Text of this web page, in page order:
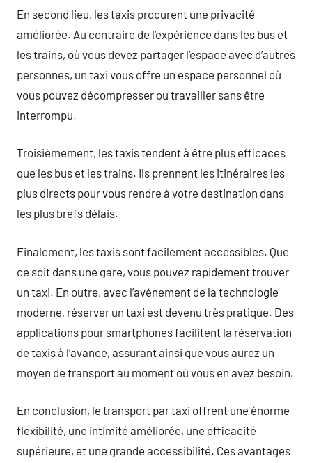
En second lieu, les taxis procurent une privacité
améliorée. Au contraire de l’expérience dans les bus et
les trains, où vous devez partager l’espace avec d’autres
personnes, un taxi vous offre un espace personnel où
vous pouvez décompresser ou travailler sans être
interrompu.
Troisièmement, les taxis tendent à être plus efficaces
que les bus et les trains. Ils prennent les itinéraires les
plus directs pour vous rendre à votre destination dans
les plus brefs délais.
Finalement, les taxis sont facilement accessibles. Que
ce soit dans une gare, vous pouvez rapidement trouver
un taxi. En outre, avec l’avènement de la technologie
moderne, réserver un taxi est devenu très pratique. Des
applications pour smartphones facilitent la réservation
de taxis à l’avance, assurant ainsi que vous aurez un
moyen de transport au moment où vous en avez besoin.
En conclusion, le transport par taxi offrent une énorme
flexibilité, une intimité améliorée, une efficacité
supérieure, et une grande accessibilité. Ces avantages